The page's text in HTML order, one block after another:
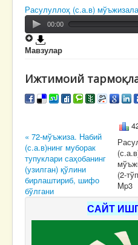
Расулуллоҳ (с.а.в)
00:00
Мавзулар
Ижтимоий
« 72-мўъжиза. Набий
(с.а.в)нинг муборак
тупуклари саҳобанинг
(узилган) қўлини
бирлаштириб, шифо
бўлгани
(2-
Mp3
САЙТ